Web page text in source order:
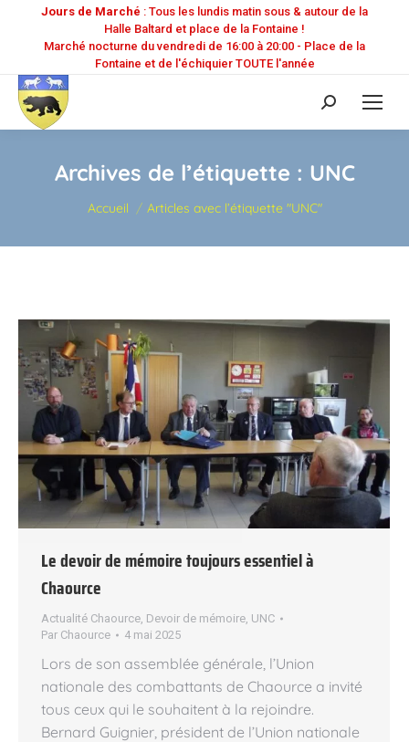
Jours de Marché : Tous les lundis matin sous & autour de la
Halle Baltard et place de la Fontaine !
Marché nocturne du vendredi de 16:00 à 20:00 - Place de la
Fontaine et de l'échiquier TOUTE l'année
Recherche
:
Archives de l’étiquette : UNC
Vous êtes ici :
Accueil Articles avec l’étiquette "UNC"
Le devoir de mémoire toujours essentiel à
Chaource
Actualité Chaource Devoir de mémoire UNC
Par Chaource 4 mai 2025
Lors de son assemblée générale, l’Union
nationale des combattants de Chaource a invité
tous ceux qui le souhaitent à la rejoindre.
Bernard Guignier, président de l’Union nationale